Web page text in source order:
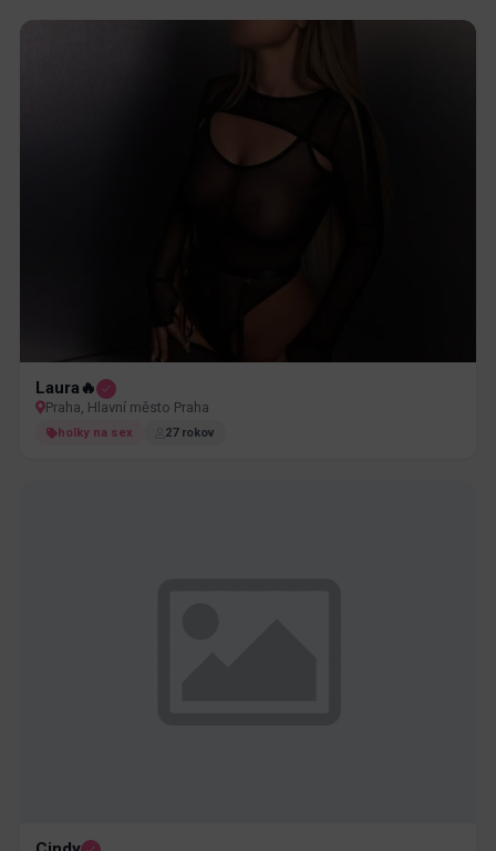
Laura🔥
Praha, Hlavní město Praha
holky na sex 27 rokov